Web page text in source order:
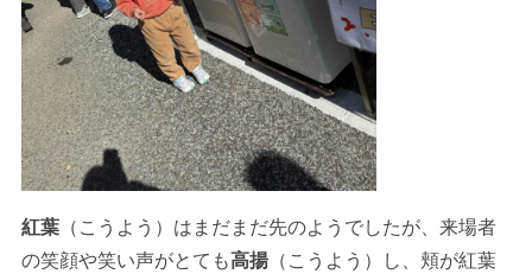
紅葉（こうよう）はまだまだ先のようでしたが、来場者
の笑顔や笑い声がとても高揚（こうよう）し、頬が紅葉